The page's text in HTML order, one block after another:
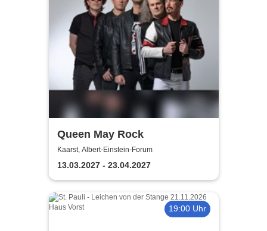
Queen May Rock
Kaarst, Albert-Einstein-Forum
13.03.2027 - 23.04.2027
19:00 Uhr